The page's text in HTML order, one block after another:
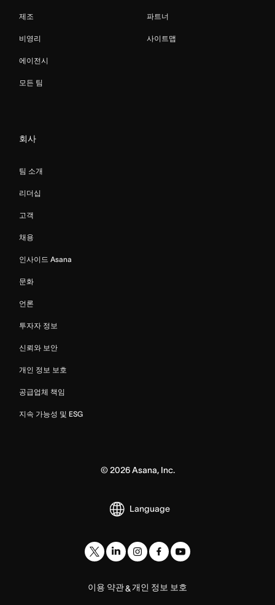
제조
비영리
에이전시
모든 팀
파트너
사이트맵
회사
팀 소개
리더십
고객
채용
인사이드 Asana
문화
언론
투자자 정보
신뢰와 보안
개인 정보 보호
공급업체 책임
지속 가능성 및 ESG
©2026Asana, Inc.
Language
이용 약관&개인 정보 보호